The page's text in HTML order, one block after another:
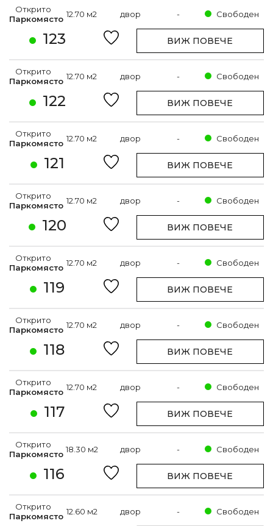
123
Открито
Паркомясто 12.70 м2 двор - Свободен
ВИЖ ПОВЕЧЕ
122
Открито
Паркомясто 12.70 м2 двор - Свободен
ВИЖ ПОВЕЧЕ
121
Открито
Паркомясто 12.70 м2 двор - Свободен
ВИЖ ПОВЕЧЕ
120
Открито
Паркомясто 12.70 м2 двор - Свободен
ВИЖ ПОВЕЧЕ
119
Открито
Паркомясто 12.70 м2 двор - Свободен
ВИЖ ПОВЕЧЕ
118
Открито
Паркомясто 12.70 м2 двор - Свободен
ВИЖ ПОВЕЧЕ
117
Открито
Паркомясто 12.70 м2 двор - Свободен
ВИЖ ПОВЕЧЕ
116
Открито
Паркомясто 18.30 м2 двор - Свободен
ВИЖ ПОВЕЧЕ
Открито
Паркомясто 12.60 м2 двор - Свободен